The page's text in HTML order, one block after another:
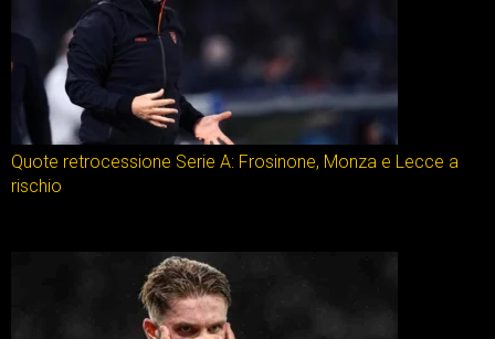
Quote retrocessione Serie A: Frosinone, Monza e Lecce a
rischio